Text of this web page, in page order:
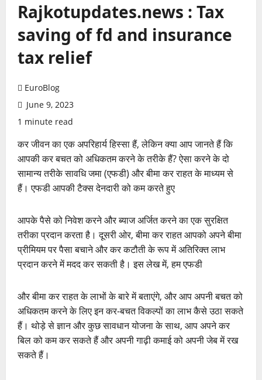
Rajkotupdates.news : Tax
saving of fd and insurance
tax relief
EuroBlog
June 9, 2023
1 minute read
कर जीवन का एक अपरिहार्य हिस्सा हैं, लेकिन क्या आप जानते हैं कि
आपकी कर बचत को अधिकतम करने के तरीके हैं? ऐसा करने के दो
सामान्य तरीके सावधि जमा (एफडी) और बीमा कर राहत के माध्यम से
हैं। एफडी आपकी टैक्स देनदारी को कम करते हुए
आपके पैसे को निवेश करने और ब्याज अर्जित करने का एक सुरक्षित
तरीका प्रदान करता है। दूसरी ओर, बीमा कर राहत आपको अपने बीमा
प्रीमियम पर पैसा बचाने और कर कटौती के रूप में अतिरिक्त लाभ
प्रदान करने में मदद कर सकती है। इस लेख में, हम एफडी
और बीमा कर राहत के लाभों के बारे में बताएंगे, और आप अपनी बचत को
अधिकतम करने के लिए इन कर-बचत विकल्पों का लाभ कैसे उठा सकते
हैं। थोड़े से ज्ञान और कुछ सावधान योजना के साथ, आप अपने कर
बिल को कम कर सकते हैं और अपनी गाढ़ी कमाई को अपनी जेब में रख
सकते हैं।